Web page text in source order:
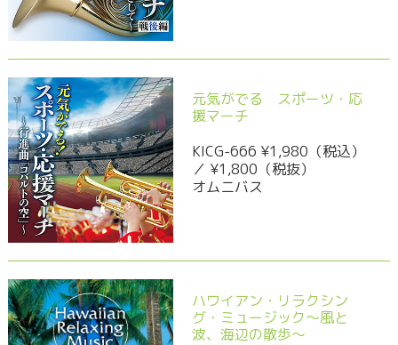
元気がでる スポーツ・応
援マーチ
KICG-666 ¥1,980（税込）
／ ¥1,800（税抜）
オムニバス
ハワイアン・リラクシン
グ・ミュージック～風と
波、海辺の散歩～